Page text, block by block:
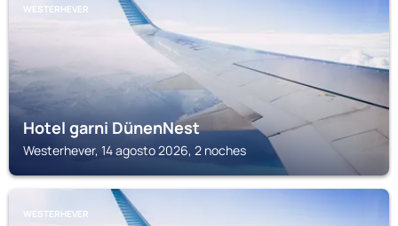
WESTERHEVER
Hotel garni DünenNest
Westerhever, 14 agosto 2026, 2 noches
WESTERHEVER